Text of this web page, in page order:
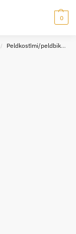
0
/ Peldkostīmi/peldbikses